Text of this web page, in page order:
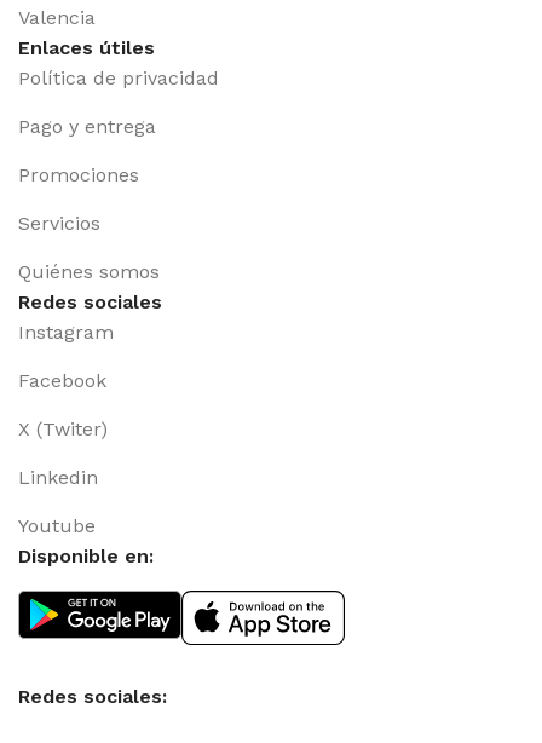
Valencia
Enlaces útiles
Política de privacidad
Pago y entrega
Promociones
Servicios
Quiénes somos
Redes sociales
Instagram
Facebook
X (Twiter)
Linkedin
Youtube
Disponible en:
Redes sociales: